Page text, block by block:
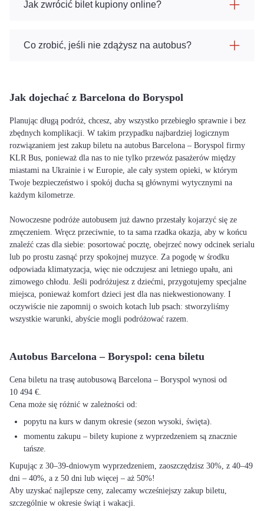
Jak zwrócić bilet kupiony online?
Co zrobić, jeśli nie zdążysz na autobus?
Jak dojechać z Barcelona do Boryspol
Planując długą podróż, chcesz, aby wszystko przebiegło sprawnie i bez
zbędnych komplikacji. W takim przypadku najbardziej logicznym
rozwiązaniem jest zakup biletu na autobus Barcelona – Boryspol firmy
KLR Bus, ponieważ dla nas to nie tylko przewóz pasażerów między
miastami na Ukrainie i w Europie, ale cały system opieki, w którym
Twoje bezpieczeństwo i spokój ducha są głównymi wytycznymi na
każdym kilometrze.
Nowoczesne podróże autobusem już dawno przestały kojarzyć się ze
zmęczeniem. Wręcz przeciwnie, to ta sama rzadka okazja, aby w końcu
znaleźć czas dla siebie: posortować pocztę, obejrzeć nowy odcinek serialu
lub po prostu zasnąć przy spokojnej muzyce. Za pogodę w środku
odpowiada klimatyzacja, więc nie odczujesz ani letniego upału, ani
zimowego chłodu. Jeśli podróżujesz z dziećmi, przygotujemy specjalne
miejsca, ponieważ komfort dzieci jest dla nas niekwestionowany. I
oczywiście nie zapomnij o swoich kotach lub psach: stworzyliśmy
wszystkie warunki, abyście mogli podróżować razem.
Autobus Barcelona – Boryspol: cena biletu
Cena biletu na trasę autobusową Barcelona – Boryspol wynosi od
10 494 €.
Cena może się różnić w zależności od:
popytu na kurs w danym okresie (sezon wysoki, święta).
momentu zakupu – bilety kupione z wyprzedzeniem są znacznie
tańsze.
Kupując z 30–39-dniowym wyprzedzeniem, zaoszczędzisz 30%, z 40–49
dni – 40%, a z 50 dni lub więcej – aż 50%!
Aby uzyskać najlepsze ceny, zalecamy wcześniejszy zakup biletu,
szczególnie w okresie świąt i wakacji.